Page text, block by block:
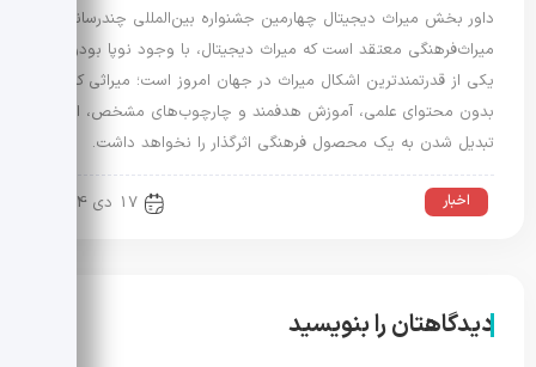
داور بخش میراث دیجیتال چهارمین جشنواره بین‌المللی چندرسانه‌ای
میراث‌فرهنگی معتقد است که میراث دیجیتال، با وجود نوپا بودن،
یکی از قدرتمندترین اشکال میراث در جهان امروز است؛ میراثی که
بدون محتوای علمی، آموزش هدفمند و چارچوب‌های مشخص، امکان
تبدیل شدن به یک محصول فرهنگی اثرگذار را نخواهد داشت.
اخبار 17 دی 1404
دیدگاهتان را بنویسید